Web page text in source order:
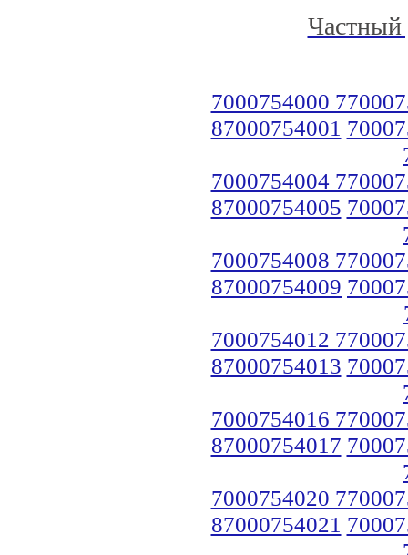
Частный
7000754000
87000754001
7000754004
87000754005
7000754008
87000754009
7000754012
87000754013
7000754016
87000754017
7000754020
87000754021